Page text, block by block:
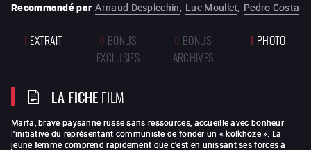
Recommandé par Arnaud Desplechin, Luc Moullet, Pedro Costa
1 EXTRAIT 0 BONUS
EXCLUSIFS
0 BONUS
ARCHIVES
1 PHOTO
LA FICHEFILM
Marfa, brave paysanne russe sans ressources, accueille avec bonheur
l’initiative du représentant communiste de fonder un « kolkhoze ». La
jeune femme comprend rapidement que c’est en unissant ses forces à